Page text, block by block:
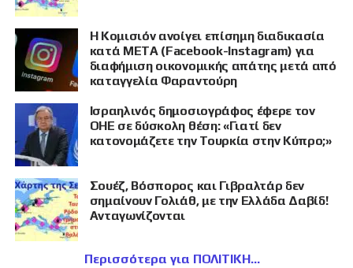
Η Κομισιόν ανοίγει επίσημη διαδικασία
κατά META (Facebook-Instagram) για
διαφήμιση οικονομικής απάτης μετά από
καταγγελία Φαραντούρη
Ισραηλινός δημοσιογράφος έφερε τον
ΟΗΕ σε δύσκολη θέση: «Γιατί δεν
κατονομάζετε την Τουρκία στην Κύπρο;»
Σουέζ, Βόσπορος και Γιβραλτάρ δεν
σημαίνουν Γολιάθ, με την Ελλάδα Δαβίδ!
Ανταγωνίζονται
Περισσότερα για ΠΟΛΙΤΙΚΗ